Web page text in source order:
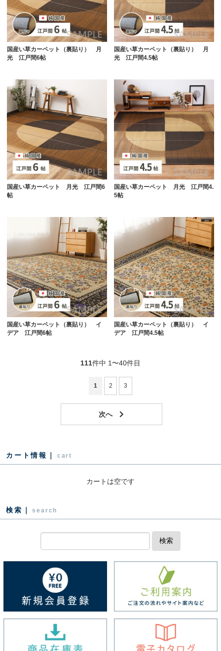
国産い草カーペット（裏貼り） 月
光 江戸間6帖
国産い草カーペット（裏貼り） 月
光 江戸間4.5帖
国産い草カーペット 月光 江戸間6
帖
国産い草カーペット 月光 江戸間4.
5帖
国産い草カーペット（裏貼り） イ
デア 江戸間6帖
国産い草カーペット（裏貼り） イ
デア 江戸間4.5帖
111件中 1〜40件目
1 2 3
カート情報｜ cart
カートは空です
検索｜ search
検索